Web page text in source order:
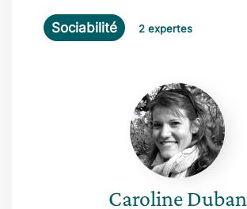
Sociabilité 2 expertes
Caroline
Duban
Caroline Duban